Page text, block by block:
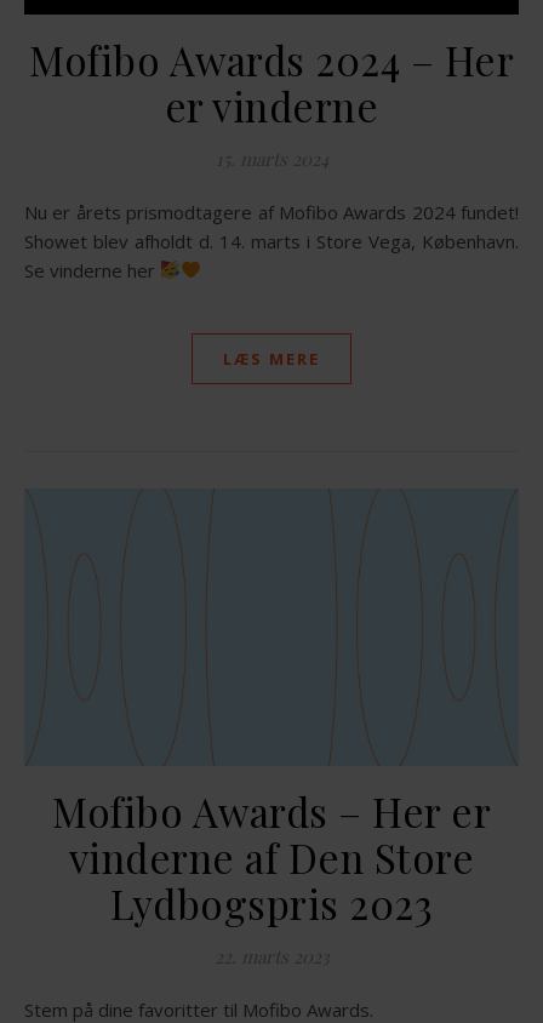
Mofibo Awards 2024 – Her
er vinderne
15. marts 2024
Nu er årets prismodtagere af Mofibo Awards 2024 fundet!
Showet blev afholdt d. 14. marts i Store Vega, København.
Se vinderne her
LÆS MERE
Mofibo Awards – Her er
vinderne af Den Store
Lydbogspris 2023
22. marts 2023
Stem på dine favoritter til Mofibo Awards.